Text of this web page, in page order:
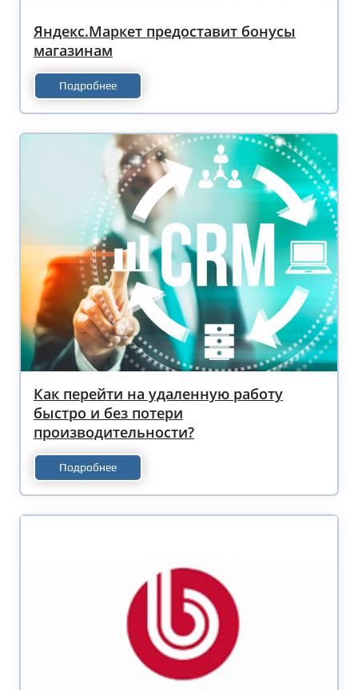
Яндекс.Маркет предоставит бонусы
магазинам
Подробнее
Как перейти на удаленную работу
быстро и без потери
производительности?
Подробнее